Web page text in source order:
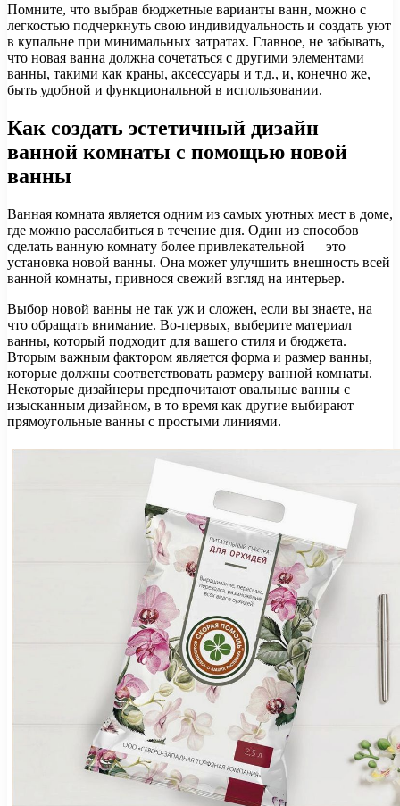
Помните, что выбрав бюджетные варианты ванн, можно с
легкостью подчеркнуть свою индивидуальность и создать уют
в купальне при минимальных затратах. Главное, не забывать,
что новая ванна должна сочетаться с другими элементами
ванны, такими как краны, аксессуары и т.д., и, конечно же,
быть удобной и функциональной в использовании.
Как создать эстетичный дизайн
ванной комнаты с помощью новой
ванны
Ванная комната является одним из самых уютных мест в доме,
где можно расслабиться в течение дня. Один из способов
сделать ванную комнату более привлекательной — это
установка новой ванны. Она может улучшить внешность всей
ванной комнаты, привнося свежий взгляд на интерьер.
Выбор новой ванны не так уж и сложен, если вы знаете, на
что обращать внимание. Во-первых, выберите материал
ванны, который подходит для вашего стиля и бюджета.
Вторым важным фактором является форма и размер ванны,
которые должны соответствовать размеру ванной комнаты.
Некоторые дизайнеры предпочитают овальные ванны с
изысканным дизайном, в то время как другие выбирают
прямоугольные ванны с простыми линиями.